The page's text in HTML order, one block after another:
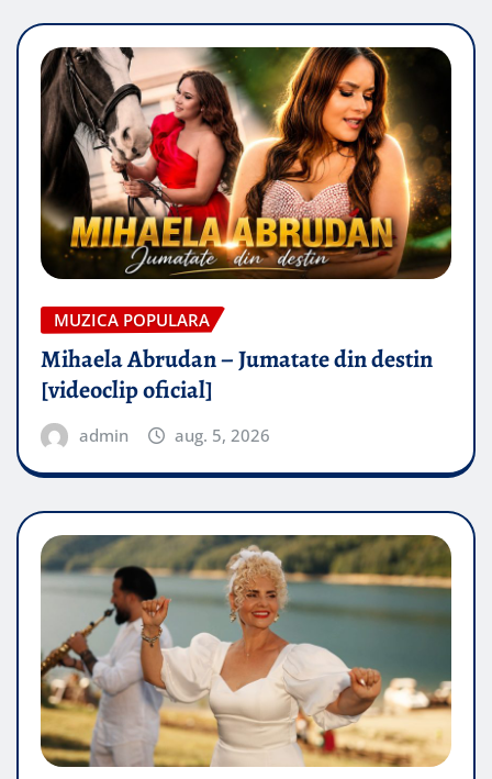
MUZICA POPULARA
Mihaela Abrudan – Jumatate din destin
[videoclip oficial]
admin aug. 5, 2026